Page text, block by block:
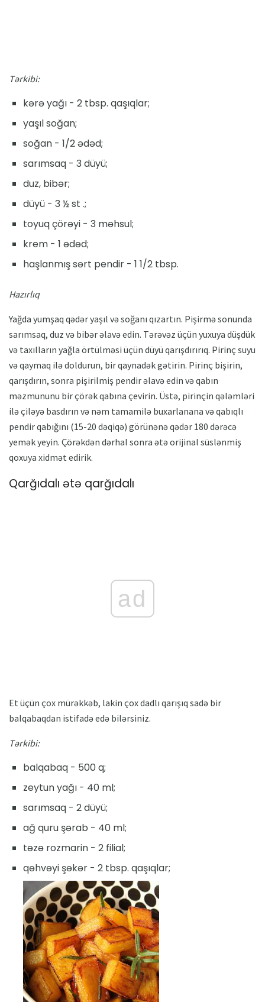
Tərkibi:
kərə yağı - 2 tbsp. qaşıqlar;
yaşıl soğan;
soğan - 1/2 ədəd;
sarımsaq - 3 düyü;
duz, bibər;
düyü - 3 ½ st .;
toyuq çörəyi - 3 məhsul;
krem - 1 ədəd;
haşlanmış sərt pendir - 1 1/2 tbsp.
Hazırlıq
Yağda yumşaq qədər yaşıl və soğanı qızartın. Pişirmə sonunda
sarımsaq, duz və bibər əlavə edin. Tərəvəz üçün yuxuya düşdük
və taxılların yağla örtülməsi üçün düyü qarışdırırıq. Pirinç suyu
və qaymaq ilə doldurun, bir qaynadək gətirin. Pirinç bişirin,
qarışdırın, sonra pişirilmiş pendir əlavə edin və qabın
məzmununu bir çörək qabına çevirin. Üstə, pirinçin qələmləri
ilə çiləyə basdırın və nəm tamamilə buxarlanana və qabıqlı
pendir qabığını (15-20 dəqiqə) görünənə qədər 180 dərəcə
yemək yeyin. Çörəkdən dərhal sonra ətə orijinal süslənmiş
qoxuya xidmət edirik.
Qarğıdalı ətə qarğıdalı
ad
Et üçün çox mürəkkəb, lakin çox dadlı qarışıq sadə bir
balqabaqdan istifadə edə bilərsiniz.
Tərkibi:
balqabaq - 500 q;
zeytun yağı - 40 ml;
sarımsaq - 2 düyü;
ağ quru şərab - 40 ml;
təzə rozmarin - 2 filial;
qəhvəyi şəkər - 2 tbsp. qaşıqlar;